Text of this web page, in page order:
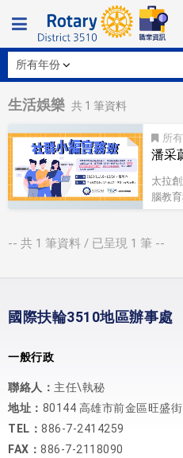
生活娛樂 共 1 筆資料
所有
潘采
太拉
腦教
-- 共 1 筆資料 / 已呈現 1 筆 --
國際扶輪3510地區辦事處
一般行政
聯絡人： 主任\執秘
地址： 80144 高雄市前金區旺盛
TEL： 886-7-2414259
FAX： 886-7-2118090